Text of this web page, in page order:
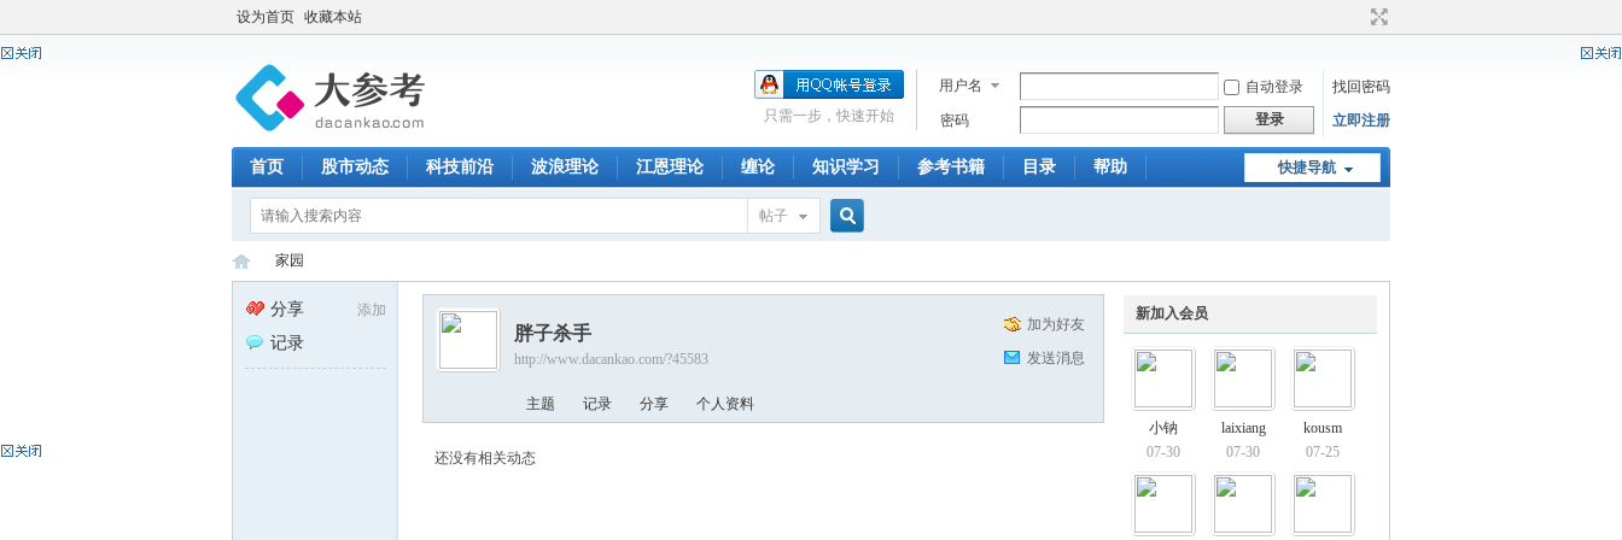
设为首页 收藏本站
用户名 自动登录
找回密码
密码
登录 立即注册
只需一步，快速开始
快捷导航
首页 股市动态 科技前沿 波浪理论 江恩理论 缠论 知识学习 参考书籍 目录 帮助
帖子
大 ›
家园
添加
分享
记录
新加入会员
小钠
07-30
laixiang
07-30
kousm
07-25
加为好友
发送消息
胖子杀手
http://www.dacankao.com/?45583
主题 记录 分享 个人资料
还没有相关动态